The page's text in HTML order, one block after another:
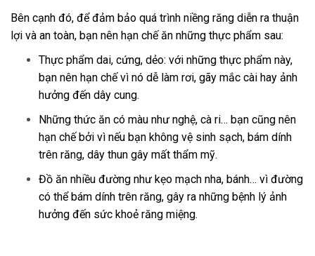
Bên cạnh đó, để đảm bảo quá trình niềng răng diễn ra thuận
lợi và an toàn, bạn nên hạn chế ăn những thực phẩm sau:
Thực phẩm dai, cứng, dẻo: với những thực phẩm này,
bạn nên hạn chế vì nó dễ làm rơi, gãy mắc cài hay ảnh
hưởng đến dây cung.
Những thức ăn có màu như nghệ, cà ri… bạn cũng nên
hạn chế bởi vì nếu bạn không vệ sinh sạch, bám dính
trên răng, dây thun gây mất thẩm mỹ.
Đồ ăn nhiều đường như kẹo mạch nha, bánh… vì đường
có thể bám dính trên răng, gây ra những bệnh lý ảnh
hưởng đến sức khoẻ răng miệng.